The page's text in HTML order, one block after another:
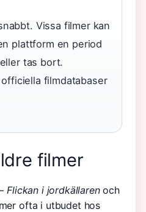
Vissa filmer kan
plattform en period
tas bort.
filmdatabaser
filmer
Flickan i jordkällarenoch
ofta i utbudet hos